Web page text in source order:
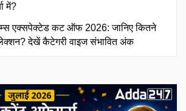
में?
एक्सपेक्टेड कट ऑफ 2026: जानिए कितने
देखें कैटेगरी वाइज संभावित अंक